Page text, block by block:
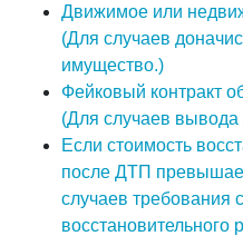
Движимое или
(Для случаев
имущество.)
Фейковый контракт
(Для случаев
Если стоимость
после ДТП
случаев требования
восстановительного